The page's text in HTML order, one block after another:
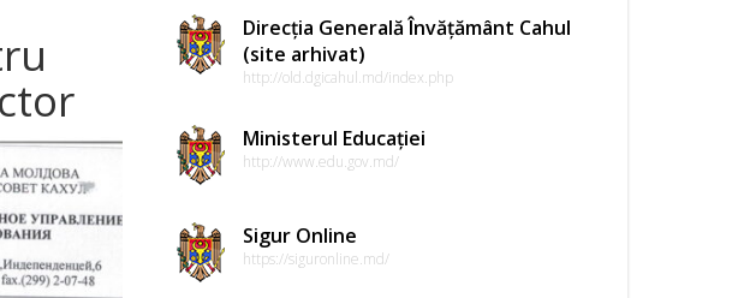
Direcția Generală Învățământ Cahul
(site arhivat)
http://old.dgicahul.md/index.php
Ministerul Educației
http://www.edu.gov.md/
Sigur Online
https://siguronline.md/